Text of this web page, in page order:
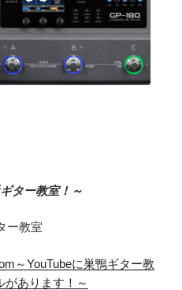
ター教室！～
ー教室
～YouTubeに巣鴨ギター教
があります！～